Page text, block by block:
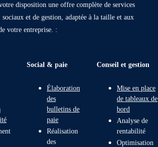
disposition une offre complète de services
et de gestion, adaptée à la taille et aux
votre entreprise. :
Social & paie
Élaboration
des
bulletins de
paie
Réalisation
des
Conseil et gestion
Mise en place
de tableaux de
bord
Analyse de
rentabilité
Optimisation